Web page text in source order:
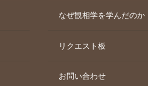
なぜ観相学を学んだのか
リクエスト板
お問い合わせ